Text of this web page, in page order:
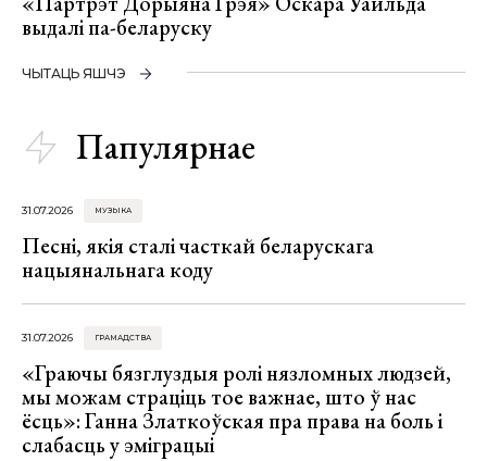
выдалі па-беларуску
ЧЫТАЦЬ ЯШЧЭ
Папулярнае
31.07.2026 МУЗЫКА
Песні, якія сталі часткай беларускага
нацыянальнага коду
31.07.2026 ГРАМАДСТВА
«Граючы бязглуздыя ролі нязломных людзей,
мы можам страціць тое важнае, што ў нас
ёсць»: Ганна Златкоўская пра права на боль і
слабасць у эміграцыі